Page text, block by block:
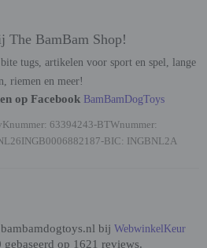
The BamBam Shop!
tugs, artikelen voor sport en spel, lange
riemen en meer!
op Facebook BamBamDogToys
63394243-BTWnummer:
BIC: INGBNL2A
bij WebwinkelKeur
gebaseerd op 1621 reviews.